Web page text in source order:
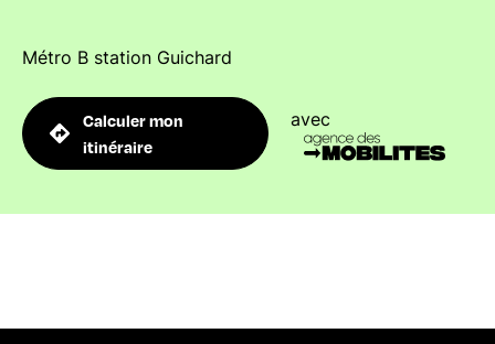
Métro B station Guichard
Calculer mon
itinéraire
avec